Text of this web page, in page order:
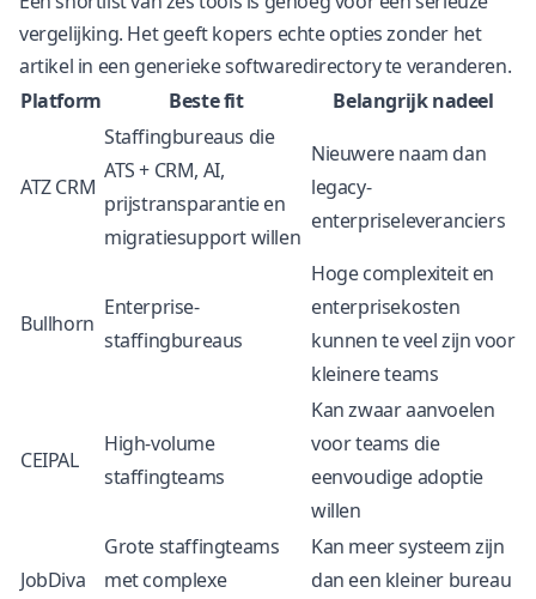
vergelijking. Het geeft kopers echte opties zonder het
artikel in een generieke softwaredirectory te veranderen.
Platform
Beste fit Belangrijk nadeel
ATZ CRM
Staffingbureaus die
ATS + CRM, AI,
prijstransparantie en
migratiesupport willen
Nieuwere naam dan
legacy-
enterpriseleveranciers
Bullhorn
Enterprise-
staffingbureaus
Hoge complexiteit en
enterprisekosten
kunnen te veel zijn voor
kleinere teams
CEIPAL
High-volume
staffingteams
Kan zwaar aanvoelen
voor teams die
eenvoudige adoptie
willen
JobDiva
Grote staffingteams
met complexe
Kan meer systeem zijn
dan een kleiner bureau